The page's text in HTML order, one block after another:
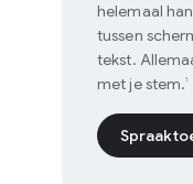
helemaal
tussen
tekst.
met je stem.1